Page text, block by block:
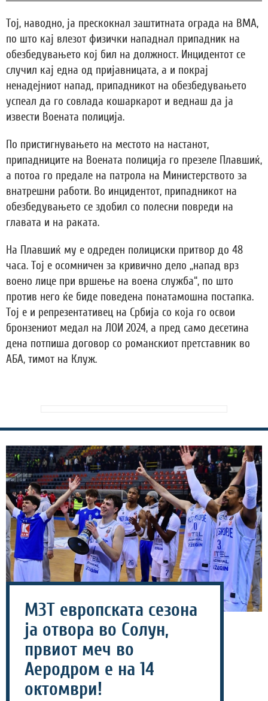
Тој, наводно, ја прескокнал заштитната ограда на ВМА,
по што кај влезот физички нападнал припадник на
обезбедувањето кој бил на должност. Инцидентот се
случил кај една од пријавницата, а и покрај
ненадејниот напад, припадникот на обезбедувањето
успеал да го совлада кошаркарот и веднаш да ја
извести Воената полиција.
По пристигнувањето на местото на настанот,
припадниците на Воената полиција го презеле Плавшиќ,
а потоа го предале на патрола на Министерството за
внатрешни работи. Во инцидентот, припадникот на
обезбедувањето се здобил со полесни повреди на
главата и на раката.
На Плавшиќ му е одреден полициски притвор до 48
часа. Тој е осомничен за кривично дело „напад врз
воено лице при вршење на воена служба“, по што
против него ќе биде поведена понатамошна постапка.
Тој е и репрезентативец на Србија со која го освои
бронзениот медал на ЛОИ 2024, а пред само десетина
дена потпиша договор со романскиот претставник во
АБА, тимот на Клуж.
МЗТ европската сезона
ја отвора во Солун,
првиот меч во
Аеродром е на 14
октомври!